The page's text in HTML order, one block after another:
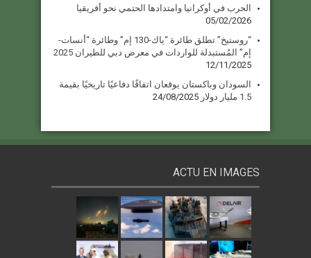
الحرب في أوكرانيا وامتدادها الحتمي نحو أفريقيا
05/02/2026
“روستيخ” تطلق طائرة “ياك-130 إم” وطائرة “أنسات-
إم” المُستبدلة للواردات في معرض دبي للطيران 2025
12/11/2025
السودان وباكستان يوقعان اتفاقًا دفاعيًا تاريخيًا بقيمة
1.5 مليار دولار
24/08/2025
ACTU EN IMAGES